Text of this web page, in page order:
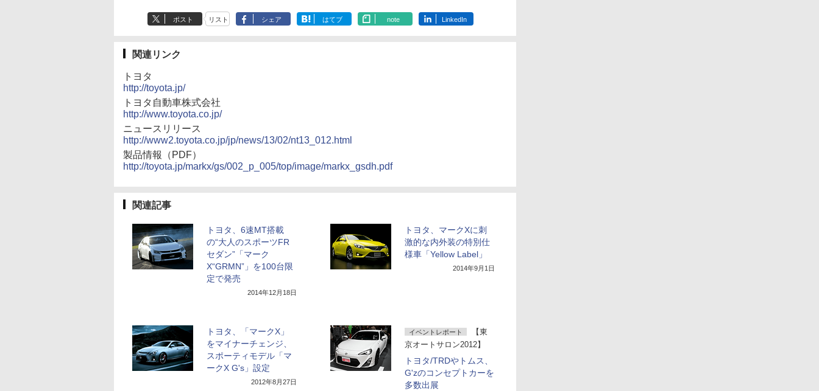
ポスト リスト シェア はてブ note LinkedIn
関連リンク
トヨタ
http://toyota.jp/
トヨタ自動車株式会社
http://www.toyota.co.jp/
ニュースリリース
http://www2.toyota.co.jp/jp/news/13/02/nt13_012.html
製品情報（PDF）
http://toyota.jp/markx/gs/002_p_005/top/image/markx_gsdh.pdf
関連記事
トヨタ、6速MT搭載
の“大人のスポーツFR
セダン”「マーク
X“GRMN”」を100台限
定で発売
2014年12月18日
トヨタ、マークXに刺
激的な内外装の特別仕
様車「Yellow Label」
2014年9月1日
トヨタ、「マークX」
をマイナーチェンジ、
スポーティモデル「マ
ークX G's」設定
2012年8月27日
イベントレポート
【東
京オートサロン2012】
トヨタ/TRDやトムス、
G'zのコンセプトカーを
多数出展